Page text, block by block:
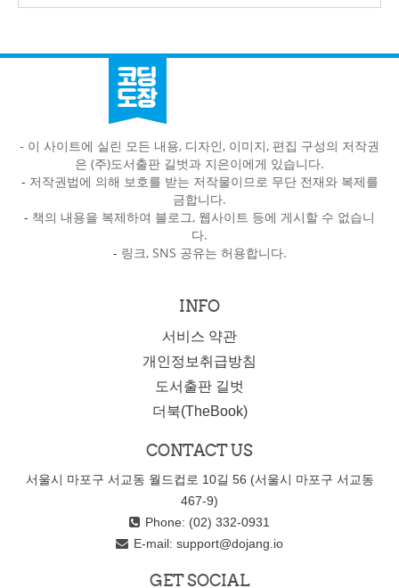
- 이 사이트에 실린 모든 내용, 디자인, 이미지, 편집 구성의 저작권
은 (주)도서출판 길벗과 지은이에게 있습니다.
- 저작권법에 의해 보호를 받는 저작물이므로 무단 전재와 복제를
금합니다.
- 책의 내용을 복제하여 블로그, 웹사이트 등에 게시할 수 없습니
다.
- 링크, SNS 공유는 허용합니다.
INFO
서비스 약관
개인정보취급방침
도서출판 길벗
더북(TheBook)
CONTACT US
서울시 마포구 서교동 월드컵로 10길 56 (서울시 마포구 서교동
467-9)
Phone: (02) 332-0931
E-mail: support@dojang.io
GET SOCIAL